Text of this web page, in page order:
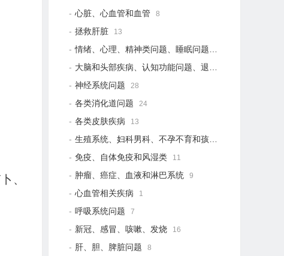
、
心脏、心血管和血管 8
拯救肝脏 13
情绪、心理、精神类问题、睡眠问题 18
大脑和头部疾病、认知功能问题、退行性疾病
神经系统问题 28
各类消化道问题 24
各类皮肤疾病 13
生殖系统、妇科男科、不孕不育和孩子健康
免疫、自体免疫和风湿类 11
肿瘤、癌症、血液和淋巴系统 9
心血管相关疾病 1
呼吸系统问题 7
新冠、感冒、咳嗽、发烧 16
肝、胆、脾脏问题 8